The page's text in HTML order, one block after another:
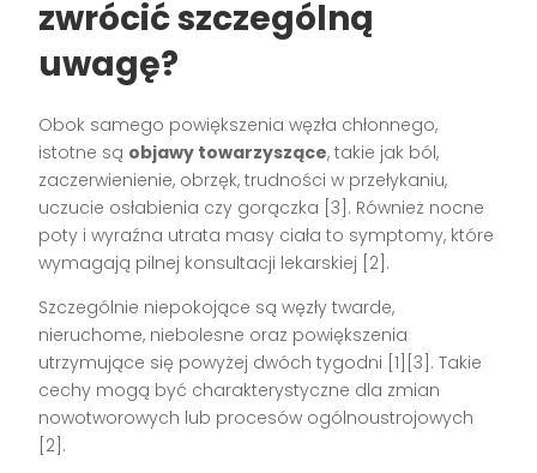
zwrócić szczególną
uwagę?
Obok samego powiększenia węzła chłonnego,
istotne są objawy towarzyszące, takie jak ból,
zaczerwienienie, obrzęk, trudności w przełykaniu,
uczucie osłabienia czy gorączka [3] . Również nocne
poty i wyraźna utrata masy ciała to symptomy, które
wymagają pilnej konsultacji lekarskiej [2] .
Szczególnie niepokojące są węzły twarde,
nieruchome, niebolesne oraz powiększenia
utrzymujące się powyżej dwóch tygodni [1][3] . Takie
cechy mogą być charakterystyczne dla zmian
nowotworowych lub procesów ogólnoustrojowych
[2] .